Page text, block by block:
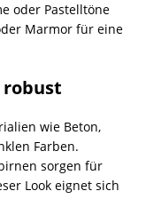
oder Pastelltöne
Marmor für eine
robust
wie Beton,
Farben.
sorgen für
Look eignet sich